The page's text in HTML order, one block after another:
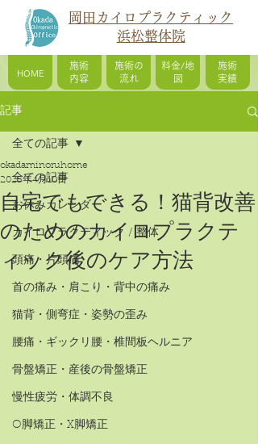
HOME
施術
内容
施術の
流れ
料金/地
図
施術
実績
岡田カイロプラクティック
浜松整体院
記事
全ての記事
お休みカレンダー
カイロプラクティック / 整体
頭痛・片頭痛
首の痛み・肩こり・背中の痛み
猫背・側弯症・姿勢の歪み
腰痛・ギックリ腰・椎間板ヘルニア
骨盤矯正・産後の骨盤矯正
慢性疲労・体調不良
O脚矯正・X脚矯正
全ての記事
自宅でもできる！猫背改善
のためのカイロプラクテ
ィック後のケア方法
okadaminoruhome
2025年4月10日